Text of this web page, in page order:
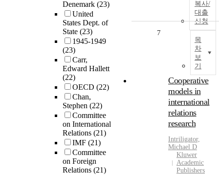
Denemark (23)
United
States Dept. of
State (23)
1945-1949
(23)
Carr,
Edward Hallett
(22)
OECD (22)
Chan,
Stephen (22)
Committee
on International
Relations (21)
IMF (21)
Committee
on Foreign
Relations (21)
복사/
대출
신청
목
차
보
기
7
Cooperative
models in
international
relations
research
Intriligator,
Michael D
Kluwer
Academic
Publishers